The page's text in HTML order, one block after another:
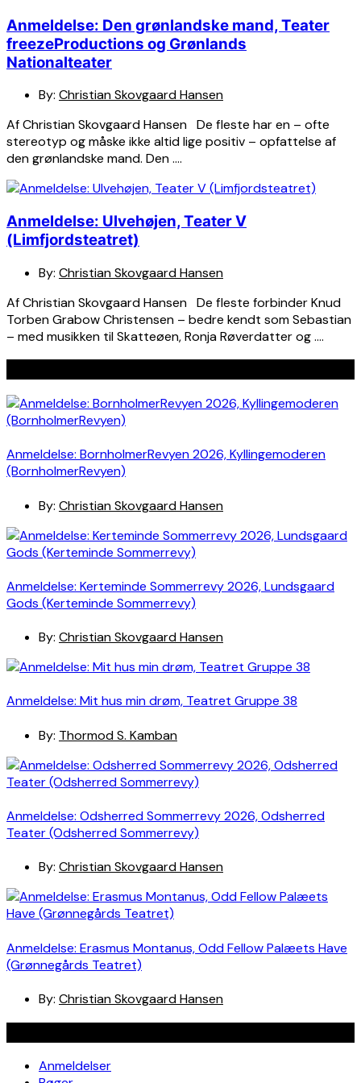
Anmeldelse: Den grønlandske mand, Teater
freezeProductions og Grønlands
Nationalteater
By: Christian Skovgaard Hansen
Af Christian Skovgaard Hansen De fleste har en – ofte
stereotyp og måske ikke altid lige positiv – opfattelse af
den grønlandske mand. Den ….
Anmeldelse: Ulvehøjen, Teater V
(Limfjordsteatret)
By: Christian Skovgaard Hansen
Af Christian Skovgaard Hansen De fleste forbinder Knud
Torben Grabow Christensen – bedre kendt som Sebastian
– med musikken til Skatteøen, Ronja Røverdatter og ….
Anmeldelse: BornholmerRevyen 2026, Kyllingemoderen
(BornholmerRevyen)
By: Christian Skovgaard Hansen
Anmeldelse: Kerteminde Sommerrevy 2026, Lundsgaard
Gods (Kerteminde Sommerrevy)
By: Christian Skovgaard Hansen
Anmeldelse: Mit hus min drøm, Teatret Gruppe 38
By: Thormod S. Kamban
Anmeldelse: Odsherred Sommerrevy 2026, Odsherred
Teater (Odsherred Sommerrevy)
By: Christian Skovgaard Hansen
Anmeldelse: Erasmus Montanus, Odd Fellow Palæets Have
(Grønnegårds Teatret)
By: Christian Skovgaard Hansen
Anmeldelser